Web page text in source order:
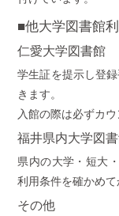
■他大学図書館
仁愛大学図書館
学生証を提示し登
きます。
入館の際は必ずカ
福井県内大学図
県内の大学・短大
利用条件を確かめて
その他